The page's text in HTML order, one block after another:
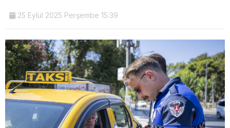
25 Eylül 2025 Perşembe 15:39